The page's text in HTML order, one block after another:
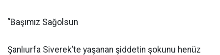
“Başımız Sağolsun
Şanlıurfa Siverek’te yaşanan şiddetin şokunu henüz